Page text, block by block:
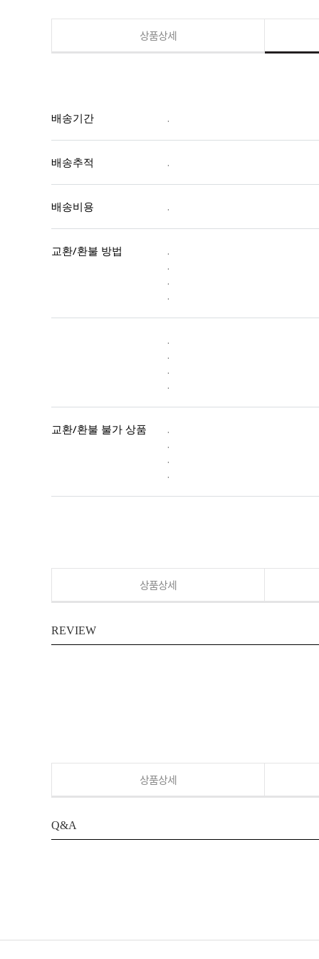
상품상세
배송기간 .
배송추적 .
배송비용 .
교환/환불 방법
.
.
.
.
.
.
.
.
교환/환불 불가 상품
.
.
.
.
상품상세
REVIEW
상품상세
Q&A